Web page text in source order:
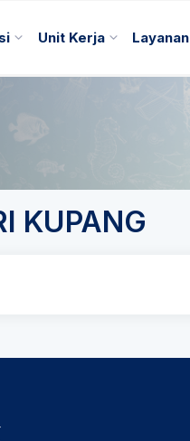
Unit Kerja Layanan
KUPANG